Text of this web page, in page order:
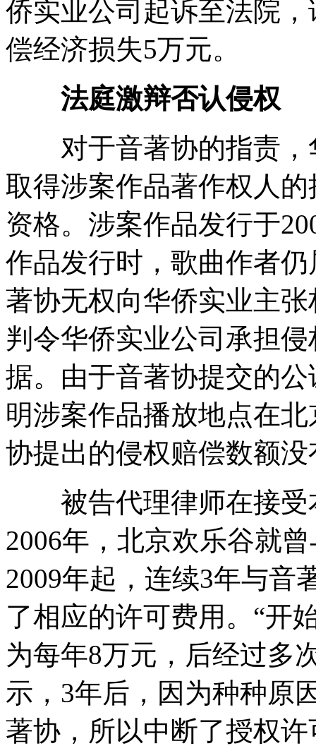
侨实业公司起诉至法院
偿经济损失5万元。
法庭激辩否认侵权
对于音著协的指责，
取得涉案作品著作权人
资格。涉案作品发行于
作品发行时，歌曲作者
著协无权向华侨实业主
判令华侨实业公司承担
据。由于音著协提交的
明涉案作品播放地点在
协提出的侵权赔偿数额
被告代理律师在接受
2006年，北京欢乐谷就
2009年起，连续3年与音
了相应的许可费用。“开
为每年8万元，后经过多
示，3年后，因为种种原
著协，所以中断了授权